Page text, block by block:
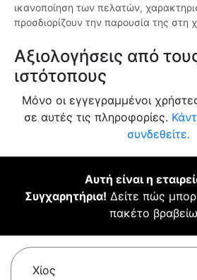
ικανοποίηση των πελατών,
προσδιορίζουν την παρουσία της στη
Αξιολογήσεις από
ιστότοπους
Μόνο οι εγγεγραμμένοι
σε αυτές τις πληροφορίες.
συνδεθείτε.
Αυτή είναι η
Συγχαρητήρια! Δείτε πώς
πακέτο
Χίος